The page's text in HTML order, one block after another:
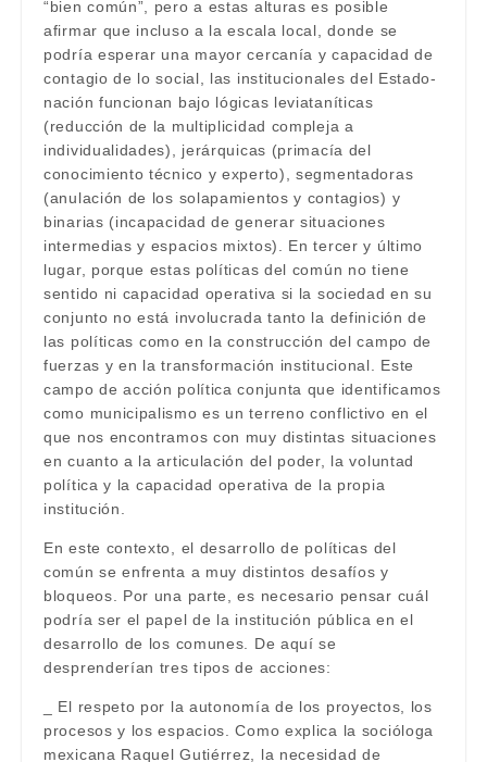
“bien común”, pero a estas alturas es posible
afirmar que incluso a la escala local, donde se
podría esperar una mayor cercanía y capacidad de
contagio de lo social, las institucionales del Estado-
nación funcionan bajo lógicas leviataníticas
(reducción de la multiplicidad compleja a
individualidades), jerárquicas (primacía del
conocimiento técnico y experto), segmentadoras
(anulación de los solapamientos y contagios) y
binarias (incapacidad de generar situaciones
intermedias y espacios mixtos). En tercer y último
lugar, porque estas políticas del común no tiene
sentido ni capacidad operativa si la sociedad en su
conjunto no está involucrada tanto la definición de
las políticas como en la construcción del campo de
fuerzas y en la transformación institucional. Este
campo de acción política conjunta que identificamos
como municipalismo es un terreno conflictivo en el
que nos encontramos con muy distintas situaciones
en cuanto a la articulación del poder, la voluntad
política y la capacidad operativa de la propia
institución.
En este contexto, el desarrollo de políticas del
común se enfrenta a muy distintos desafíos y
bloqueos. Por una parte, es necesario pensar cuál
podría ser el papel de la institución pública en el
desarrollo de los comunes. De aquí se
desprenderían tres tipos de acciones:
_ El respeto por la autonomía de los proyectos, los
procesos y los espacios. Como explica la socióloga
mexicana Raquel Gutiérrez, la necesidad de